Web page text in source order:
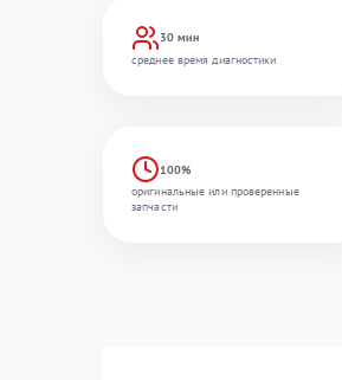
30 мин
среднее время диагностики
100%
оригинальные или проверенные
запчасти